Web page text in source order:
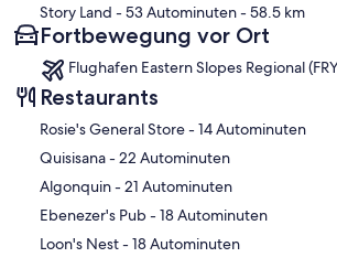
Story Land - 53 Autominuten- 58.5 km
Fortbewegung vor Ort
Flughafen Eastern Slopes Regional
Restaurants
‪Rosie's General Store - ‬14 Autominuten
‪Quisisana - ‬22 Autominuten
‪Algonquin - ‬21 Autominuten
‪Ebenezer's Pub - ‬18 Autominuten
‪Loon's Nest - ‬18 Autominuten